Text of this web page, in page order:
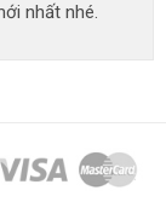
nhất nhé.